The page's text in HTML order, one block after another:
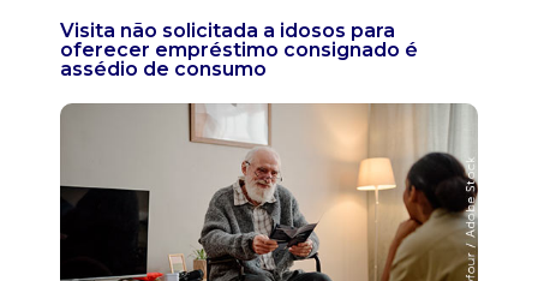
Visita não solicitada a idosos para
oferecer empréstimo consignado é
assédio de consumo